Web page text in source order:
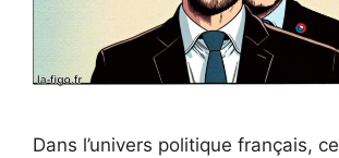
Dans l’univers politique français,